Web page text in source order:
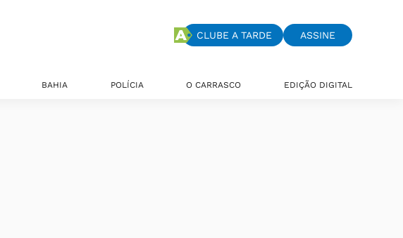
CLUBE A TARDE ASSINE
BAHIA POLÍCIA O CARRASCO EDIÇÃO DIGITAL